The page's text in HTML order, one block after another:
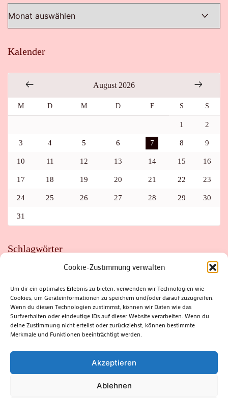
Cookie-Zustimmung verwalten
Um dir ein optimales Erlebnis zu bieten, verwenden wir Technologien wie
Cookies, um Geräteinformationen zu speichern und/oder darauf zuzugreifen.
Wenn du diesen Technologien zustimmst, können wir Daten wie das
Surfverhalten oder eindeutige IDs auf dieser Website verarbeiten. Wenn du
deine Zustimmung nicht erteilst oder zurückziehst, können bestimmte
Merkmale und Funktionen beeinträchtigt werden.
Akzeptieren
Ablehnen
Kalender
August 2026
M D M D F S S
1 2
3 4 5 6 7 8 9
10 11 12 13 14 15 16
17 18 19 20 21 22 23
24 25 26 27 28 29 30
31
Schlagwörter
FAHRRAD
FLOHMARKT FOLK GEWINNSPIEL
HITZE
HITZEFALLE AUTO
IRISH DANCE JAZZ
KABARETT
KINDER
KIRMES KLASSIK
KLEINE SUHLER REIHE
KRIMI
KULTUR LESUNG LOTTO
MEININGEN
PARASITEN
PILZE SCHLEUSINGEN
SCHULWEG
SOMMERFERIEN
SPORT SRH
STADTFEST
STADTMARKETING
STRASSENSPERRUNG
SUHL
SUHLER FRÜHLING
SUHLER STADTMARKETING
THÜRINGER WALD
ZELLA-MEHLIS